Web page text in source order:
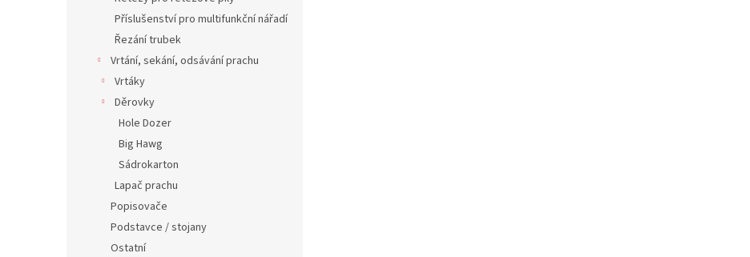
Příslušenství pro multifunkční nářadí
Řezání trubek
Vrtání, sekání, odsávání prachu
Vrtáky
Děrovky
Hole Dozer
Big Hawg
Sádrokarton
Lapač prachu
Popisovače
Podstavce / stojany
Ostatní